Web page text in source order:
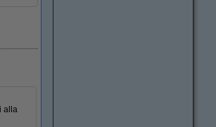
alla